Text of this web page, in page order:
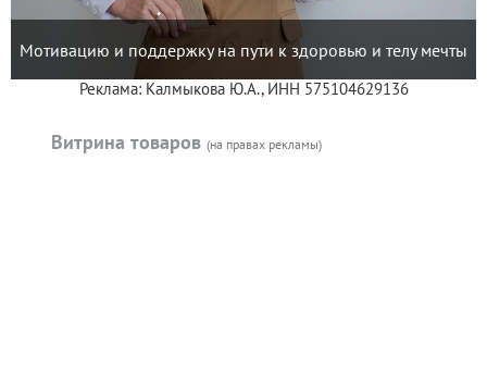
Мотивацию и поддержку на пути к здоровью и телу мечты
Реклама: Калмыкова Ю.А., ИНН 575104629136
Витрина товаров (на правах рекламы)